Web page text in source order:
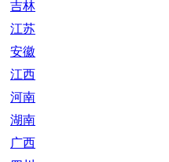
吉林
江苏
安徽
江西
河南
湖南
广西